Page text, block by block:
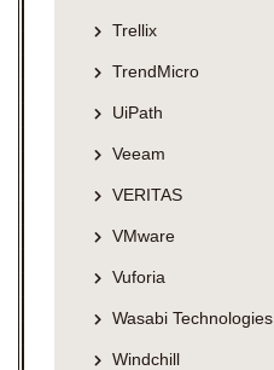
Trellix
TrendMicro
UiPath
Veeam
VERITAS
VMware
Vuforia
Wasabi Technologies
Windchill